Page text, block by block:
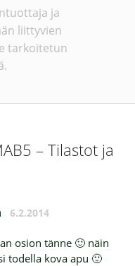
ja
liittyvien
tarkoitetun
– Tilastot ja
6.2.2014
osion tänne 🙂 näin
todella kova apu 🙂